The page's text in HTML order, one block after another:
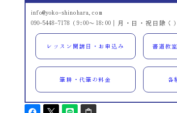
info@yoko-shinohara.com
090-5448-7178（9:00～18:00｜月・日・祝日除く）
レッスン開講日・お申込み 書道教
筆耕・代筆の料金 各